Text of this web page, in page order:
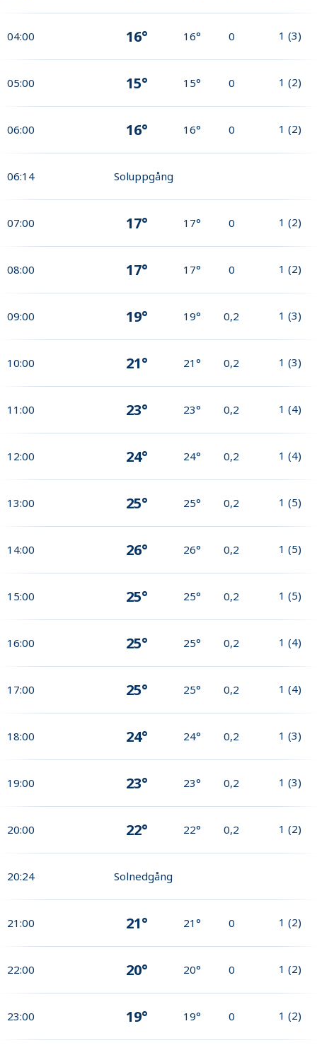
04:00 16° 16° 0 1 (3)
05:00 15° 15° 0 1 (2)
06:00 16° 16° 0 1 (2)
06:14 Soluppgång
07:00 17° 17° 0 1 (2)
08:00 17° 17° 0 1 (2)
09:00 19° 19° 0,2 1 (3)
10:00 21° 21° 0,2 1 (3)
11:00 23° 23° 0,2 1 (4)
12:00 24° 24° 0,2 1 (4)
13:00 25° 25° 0,2 1 (5)
14:00 26° 26° 0,2 1 (5)
15:00 25° 25° 0,2 1 (5)
16:00 25° 25° 0,2 1 (4)
17:00 25° 25° 0,2 1 (4)
18:00 24° 24° 0,2 1 (3)
19:00 23° 23° 0,2 1 (3)
20:00 22° 22° 0,2 1 (2)
20:24 Solnedgång
21:00 21° 21° 0 1 (2)
22:00 20° 20° 0 1 (2)
23:00 19° 19° 0 1 (2)